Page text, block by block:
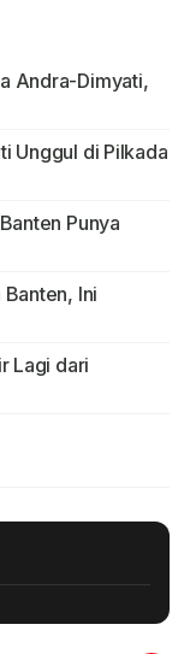
Andra-Dimyati,
Unggul di Pilkada
Punya
Ini
Lagi dari